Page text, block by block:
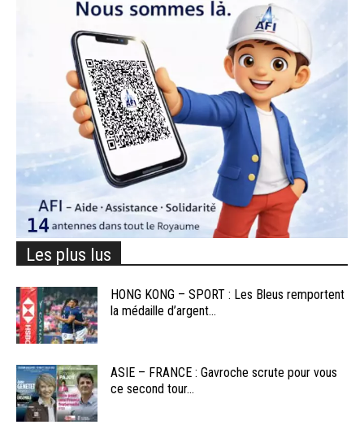
Les plus lus
HONG KONG – SPORT : Les Bleus remportent
la médaille d’argent...
ASIE – FRANCE : Gavroche scrute pour vous
ce second tour...